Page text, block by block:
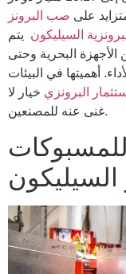
صب البرونز
السيليكون يتم
الأجهزة البحرية وحتى
أهميتها في البيئات
البرونزي خيار لا
غنى عنه للمصنعين.
السيليكون